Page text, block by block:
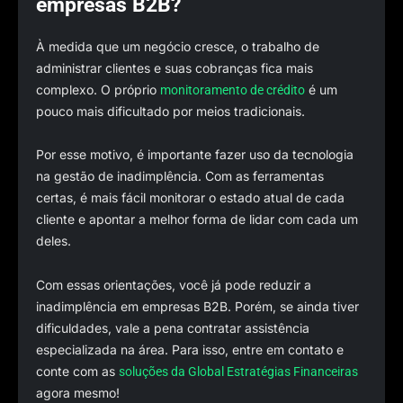
À medida que um negócio cresce, o trabalho de
administrar clientes e suas cobranças fica mais
complexo. O próprio monitoramento de crédito é um
pouco mais dificultado por meios tradicionais.
Por esse motivo, é importante fazer uso da tecnologia
na gestão de inadimplência. Com as ferramentas
certas, é mais fácil monitorar o estado atual de cada
cliente e apontar a melhor forma de lidar com cada um
deles.
Com essas orientações, você já pode reduzir a
inadimplência em empresas B2B. Porém, se ainda tiver
dificuldades, vale a pena contratar assistência
especializada na área. Para isso, entre em contato e
conte com as soluções da Global Estratégias Financeiras
agora mesmo!